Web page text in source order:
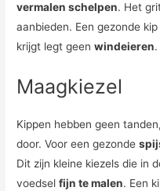
vermalen schelpen. Het
aanbieden. Een gezonde
krijgt legt geenwindeieren.
Maagkiezel
Kippen hebben geen
door. Voor een gezonde
Dit zijn kleine kiezels die in
voedselfijn te malen. Een